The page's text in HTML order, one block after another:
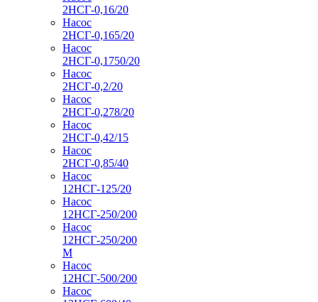
2НСГ-0,16/20
Насос
2НСГ-0,165/20
Насос
2НСГ-0,1750/20
Насос
2НСГ-0,2/20
Насос
2НСГ-0,278/20
Насос
2НСГ-0,42/15
Насос
2НСГ-0,85/40
Насос
12НСГ-125/20
Насос
12НСГ-250/200
Насос
12НСГ-250/200
М
Насос
12НСГ-500/200
Насос